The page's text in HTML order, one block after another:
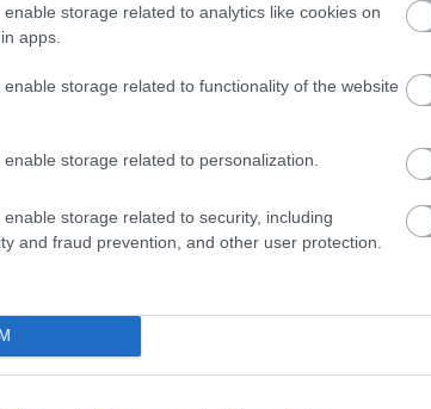
storage related to analytics like cookies on
apps.
storage related to functionality of the website
storage related to personalization.
storage related to security, including
and fraud prevention, and other user protection.
τον Κόσμο στο
τις 30 Σεπτεμβρίου 2026
υπάρχουν ελλείψεις